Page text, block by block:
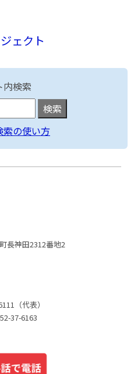
ェクト
内検索
索の使い方
長神田2312番地2
（代表）
37-6163